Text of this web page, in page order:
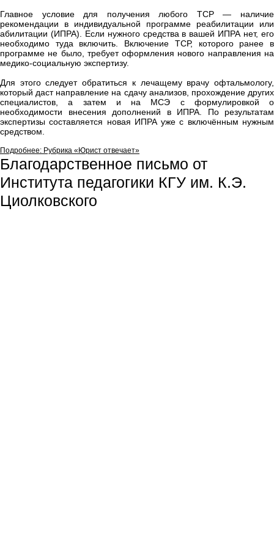
Главное условие для получения любого ТСР — наличие
рекомендации в индивидуальной программе реабилитации или
абилитации (ИПРА). Если нужного средства в вашей ИПРА нет, его
необходимо туда включить. Включение ТСР, которого ранее в
программе не было, требует оформления нового направления на
медико-социальную экспертизу.
Для этого следует обратиться к лечащему врачу офтальмологу,
который даст направление на сдачу анализов, прохождение других
специалистов, а затем и на МСЭ с формулировкой о
необходимости внесения дополнений в ИПРА. По результатам
экспертизы составляется новая ИПРА уже с включённым нужным
средством.
Подробнее: Рубрика «Юрист отвечает»
Благодарственное письмо от
Института педагогики КГУ им. К.Э.
Циолковского